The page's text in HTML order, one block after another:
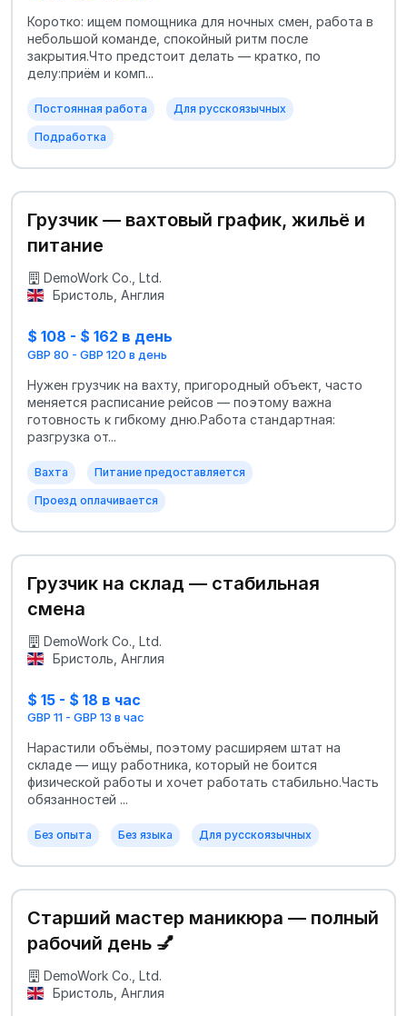
Коротко: ищем помощника для ночных смен, работа в
небольшой команде, спокойный ритм после
закрытия.Что предстоит делать — кратко, по
делу:приём и комп...
Постоянная работа Для русскоязычных
Подработка
Грузчик — вахтовый график, жильё и
питание
DemoWork Co., Ltd.
Бристоль, Англия
$ 108 - $ 162 в день
GBP 80 - GBP 120 в день
Нужен грузчик на вахту, пригородный объект, часто
меняется расписание рейсов — поэтому важна
готовность к гибкому дню.Работа стандартная:
разгрузка от...
Вахта Питание предоставляется
Проезд оплачивается
Грузчик на склад — стабильная
смена
DemoWork Co., Ltd.
Бристоль, Англия
$ 15 - $ 18 в час
GBP 11 - GBP 13 в час
Нарастили объёмы, поэтому расширяем штат на
складе — ищу работника, который не боится
физической работы и хочет работать стабильно.Часть
обязанностей ...
Без опыта Без языка Для русскоязычных
Старший мастер маникюра — полный
рабочий день 💅
DemoWork Co., Ltd.
Бристоль, Англия